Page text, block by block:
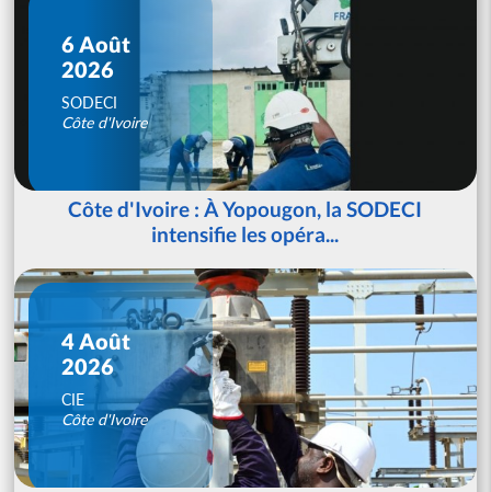
6 Août
2026
SODECI
Côte d'Ivoire
Côte d'Ivoire : À Yopougon, la SODECI
intensifie les opéra...
4 Août
2026
CIE
Côte d'Ivoire